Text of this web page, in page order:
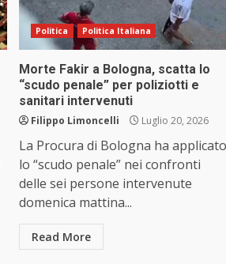
Politica Politica Italiana
Morte Fakir a Bologna, scatta lo
“scudo penale” per poliziotti e
sanitari intervenuti
Filippo Limoncelli Luglio 20, 2026
La Procura di Bologna ha applicato
lo “scudo penale” nei confronti
delle sei persone intervenute
domenica mattina...
Read More